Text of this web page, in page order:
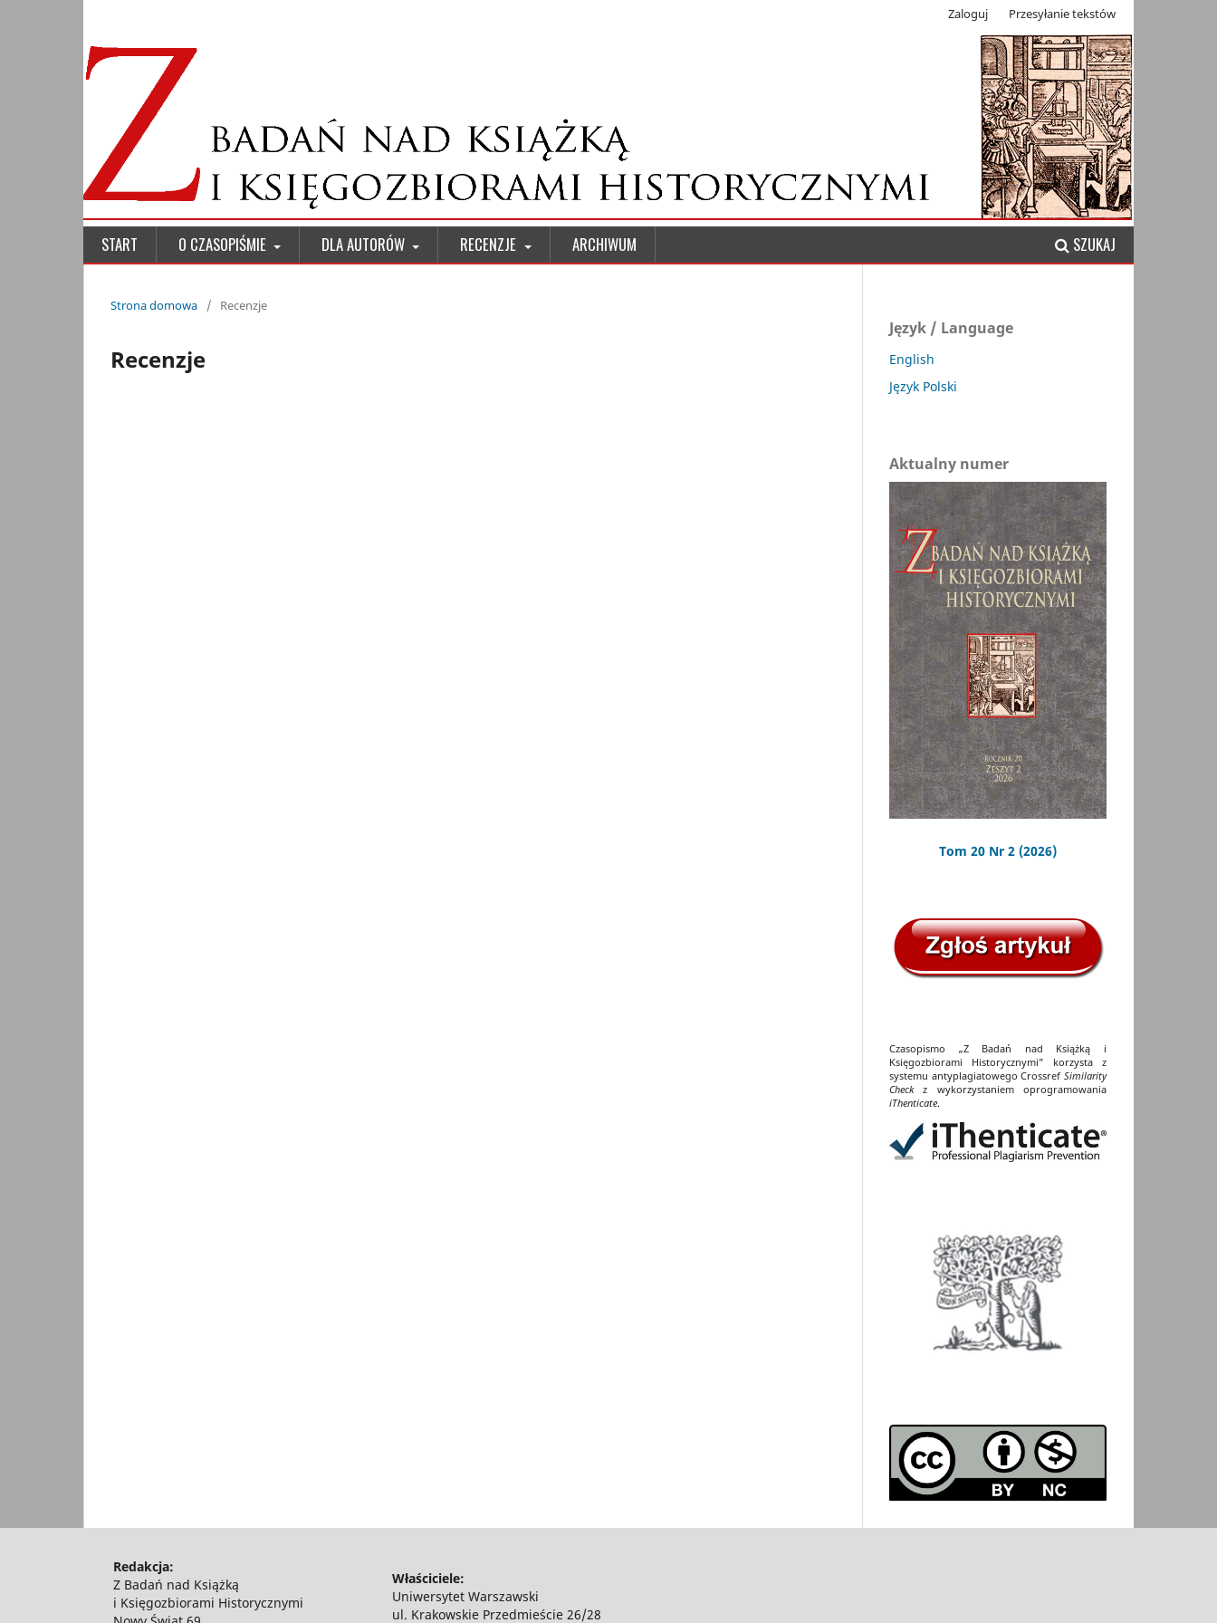
START O CZASOPIŚMIE DLA AUTORÓW RECENZJE ARCHIWUM SZUKAJ
Zaloguj Przesyłanie tekstów
Strona domowa / Recenzje
Recenzje
Język / Language
English
Język Polski
Aktualny numer
Tom 20 Nr 2 (2026)
Czasopismo „Z Badań nad Książką i
Księgozbiorami Historycznymi” korzysta z
systemu antyplagiatowego Crossref Similarity
Checkz wykorzystaniem oprogramowania
iThenticate.
Redakcja:
Z Badań nad Książką
i Księgozbiorami Historycznymi
Właściciele:
Uniwersytet Warszawski
ul. Krakowskie Przedmieście 26/28